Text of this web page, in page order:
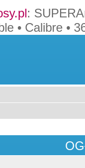
:
• Calibre •